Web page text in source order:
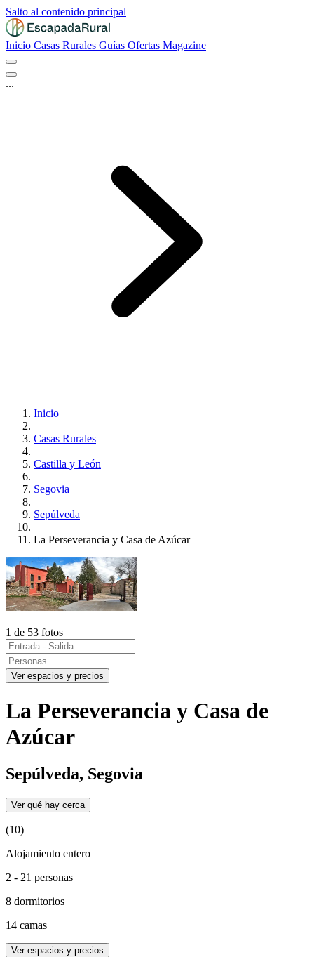
Salto al contenido principal
Inicio Casas Rurales Guías Ofertas Magazine
...
Inicio
Casas Rurales
Castilla y León
Segovia
Sepúlveda
La Perseverancia y Casa de Azúcar
1 de 53 fotos
Ver espacios y precios
La Perseverancia y Casa de
Azúcar
Sepúlveda, Segovia
Ver qué hay cerca
(10)
Alojamiento entero
2 - 21 personas
8 dormitorios
14 camas
Ver espacios y precios